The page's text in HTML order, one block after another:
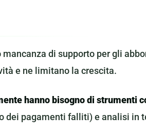
di supporto per gli
e ne limitano la crescita.
hanno bisogno di strumenti
dei pagamenti falliti) e analisi in